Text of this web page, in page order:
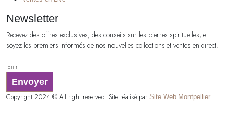
Newsletter
Recevez des offres exclusives, des conseils sur les pierres spirituelles, et
soyez les premiers informés de nos nouvelles collections et ventes en direct.
Envoyer
Copyright 2024 © All right reserved. Site réalisé par Site Web Montpellier.